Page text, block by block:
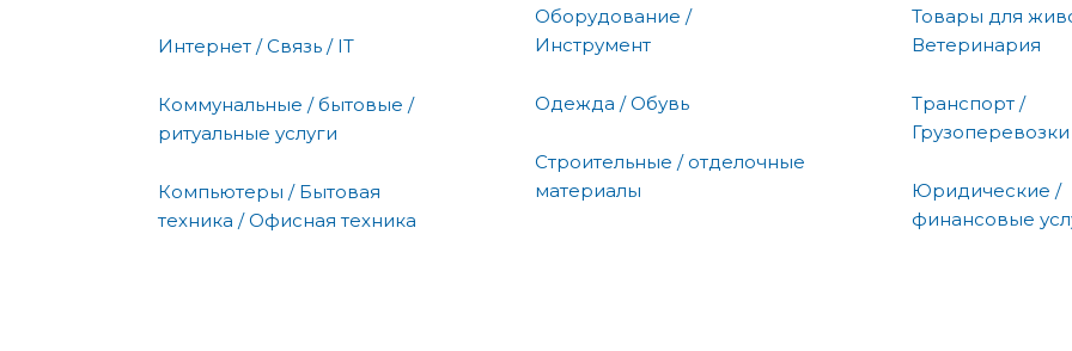
Интернет / Связь / IT
Коммунальные / бытовые /
ритуальные услуги
Компьютеры / Бытовая
техника / Офисная техника
Оборудование /
Инструмент
Одежда / Обувь
Строительные / отделочные
материалы
Товары для
Ветеринария
Транспорт /
Грузоперевозки
Юридические /
финансовые